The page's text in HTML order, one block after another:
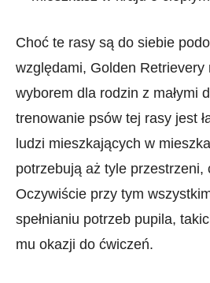
Choć te rasy są do siebie
względami, Golden Retrievery
wyborem dla rodzin z małymi
trenowanie psów tej rasy jest
ludzi mieszkających w
potrzebują aż tyle przestrzeni,
Oczywiście przy tym
spełnianiu potrzeb pupila,
mu okazji do ćwiczeń.